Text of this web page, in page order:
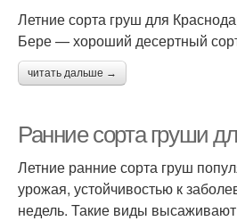
Летние сорта груш для
Бере — хороший десертный
читать дальше →
Ранние сорта груши
Летние ранние сорта груш
урожая, устойчивостью к
недель. Такие виды